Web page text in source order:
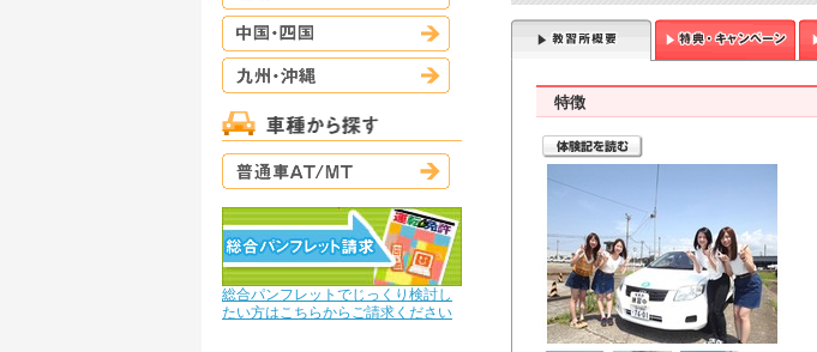
中国・四国
総合パンフレットでじっくり検討し
たい方はこちらからご請求ください
特徴